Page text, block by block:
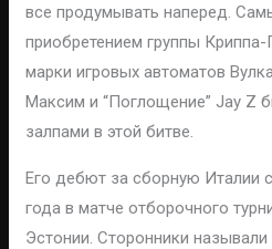
все продумывать наперед.
приобретением группы
марки игровых автоматов
Максим и “Поглощение” Jay Z
залпами в этой битве.
Его дебют за сборную Италии
года в матче отборочного
Эстонии. Сторонники